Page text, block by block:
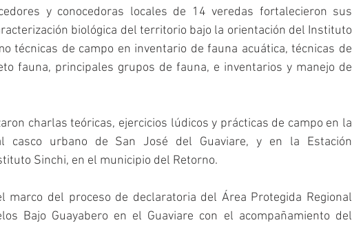
y conocedoras locales de 14 veredas fortalecieron sus
biológica del territorio bajo la orientación del Instituto
técnicas de campo en inventario de fauna acuática, técnicas de
fauna, principales grupos de fauna, e inventarios y manejo de
charlas teóricas, ejercicios lúdicos y prácticas de campo en la
casco urbano de San José del Guaviare, y en la Estación
Sinchi, en el municipio del Retorno.
marco del proceso de declaratoria del Área Protegida Regional
Bajo Guayabero en el Guaviare con el acompañamiento del